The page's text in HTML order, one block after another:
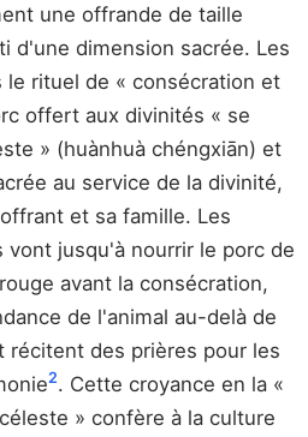
une offrande de taille
d'une dimension sacrée. Les
rituel de « consécration et
offert aux divinités « se
» (huànhuà chéngxiān) et
au service de la divinité,
et sa famille. Les
jusqu'à nourrir le porc de
avant la consécration,
de l'animal au-delà de
récitent des prières pour les
2. Cette croyance en la «
» confère à la culture